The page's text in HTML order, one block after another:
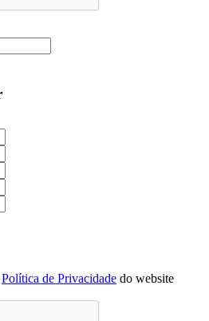
Política de Privacidade do website